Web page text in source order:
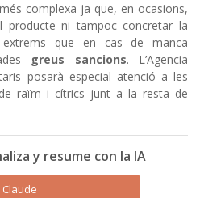
complexa ja que, en ocasions,
ni tampoc concretar la
extrems que en cas de manca
greus sancions. L’Agencia
posarà especial atenció a les
raïm i cítrics junt a la resta de
y resume con la IA
Claude